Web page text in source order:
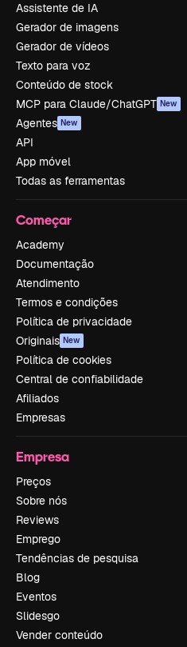
Assistente de IA
Gerador de imagens
Gerador de vídeos
Texto para voz
Conteúdo de stock
MCP para Claude/ChatGPT New
Agentes New
API
App móvel
Todas as ferramentas
Começar
Academy
Documentação
Atendimento
Termos e condições
Política de privacidade
Originais New
Política de cookies
Central de confiabilidade
Afiliados
Empresas
Empresa
Preços
Sobre nós
Reviews
Emprego
Tendências de pesquisa
Blog
Eventos
Slidesgo
Vender conteúdo